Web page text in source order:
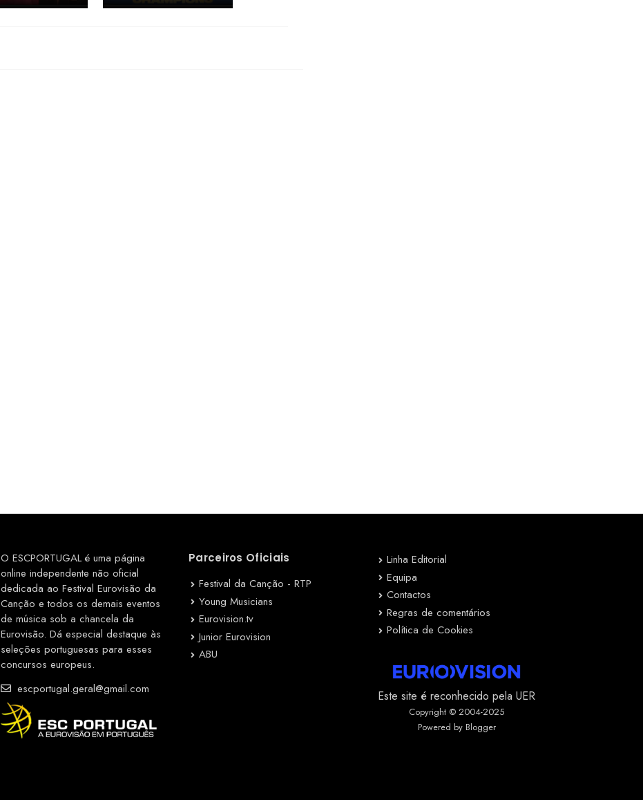
O ESCPORTUGAL é uma página
online independente não oficial
dedicada ao Festival Eurovisão da
Canção e todos os demais eventos
de música sob a chancela da
Eurovisão. Dá especial destaque às
seleções portuguesas para esses
concursos europeus.
escportugal.geral@gmail.com
Parceiros Oficiais
Festival da Canção - RTP
Young Musicians
Eurovision.tv
Junior Eurovision
ABU
Linha Editorial
Equipa
Contactos
Regras de comentários
Política de Cookies
Este site é reconhecido pela UER
Copyright © 2004-2025
Powered by Blogger